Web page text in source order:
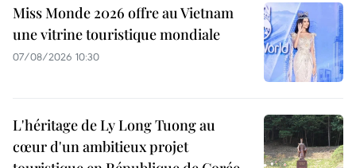
Miss Monde 2026 offre au Vietnam
une vitrine touristique mondiale
07/08/2026 10:30
L'héritage de Ly Long Tuong au
cœur d'un ambitieux projet